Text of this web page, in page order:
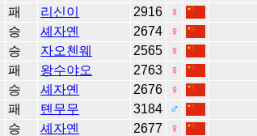
패 리신이 2916
♀
승 셰자옌 2674
♀
승 자오첸웨 2565
♀
패 왕수야오 2763
♀
승 셰자옌 2676
♀
패 톈무무 3184
♂
승 셰자옌 2677
♀